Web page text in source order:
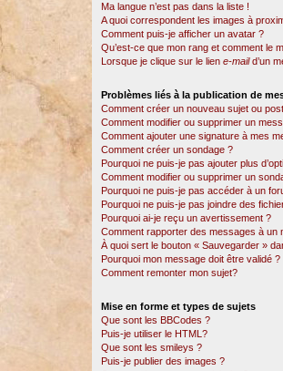
Ma langue n’est pas dans la liste !
A quoi correspondent les images à
Comment puis-je afficher un avatar ?
Qu’est-ce que mon rang et comment le
Lorsque je clique sur le lien e-maild’un
Problèmes liés à la publication de
Comment créer un nouveau sujet ou
Comment modifier ou supprimer un
Comment ajouter une signature à mes
Comment créer un sondage ?
Pourquoi ne puis-je pas ajouter plus
Comment modifier ou supprimer un
Pourquoi ne puis-je pas accéder à un
Pourquoi ne puis-je pas joindre des
Pourquoi ai-je reçu un avertissement ?
Comment rapporter des messages à un
À quoi sert le bouton « Sauvegarder »
Pourquoi mon message doit être validé ?
Comment remonter mon sujet?
Mise en forme et types de sujets
Que sont les BBCodes ?
Puis-je utiliser le HTML?
Que sont les smileys ?
Puis-je publier des images ?